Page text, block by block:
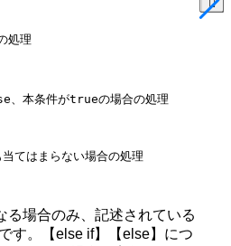
処理
本条件がtrueの場合の処理
てはまらない場合の処理
る場合のみ、記述されている
す。【else if】【else】につ